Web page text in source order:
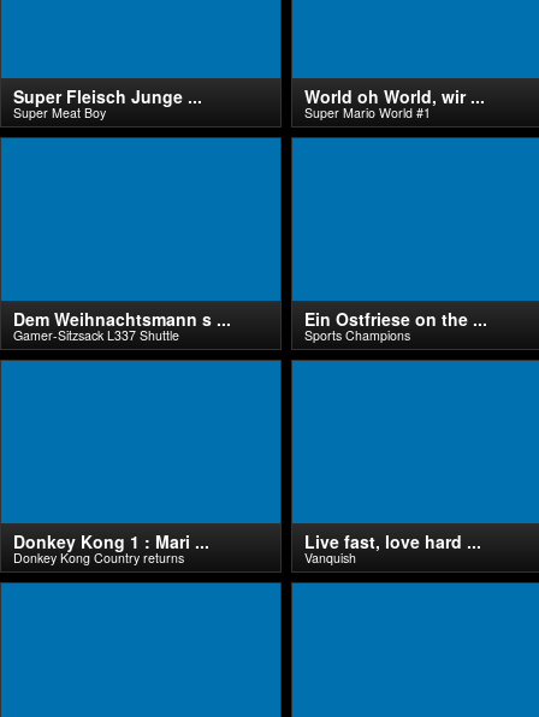
Super Fleisch Junge ...
Super Meat Boy
World oh World, wir ...
Super Mario World #1
Dem Weihnachtsmann s ...
Gamer-Sitzsack L337 Shuttle
Ein Ostfriese on the ...
Sports Champions
Donkey Kong 1 : Mari ...
Donkey Kong Country returns
Live fast, love hard ...
Vanquish